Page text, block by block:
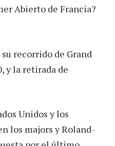
Abierto de Francia?
recorrido de Grand
y la retirada de
Unidos y los
los majors y Roland-